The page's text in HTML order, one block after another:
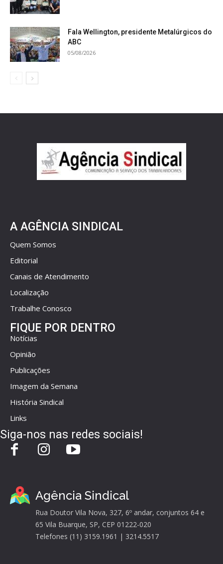
Fala Wellington, presidente Metalúrgicos do
ABC
05/08/2026
A AGÊNCIA SINDICAL
Quem Somos
Editorial
Canais de Atendimento
Localização
Trabalhe Conosco
FIQUE POR DENTRO
Notícias
Opinião
Publicações
Imagem da Semana
História Sindical
Links
Siga-nos nas redes sociais!
Agência Sindical
Rua Doutor Vila Nova, 327, 6º andar, conjuntos 64 e
65 Vila Buarque, SP, CEP 01222-020
Telefones (11) 3159.1961 | 3214.5517